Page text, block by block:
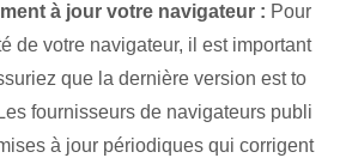
à jour votre navigateur : Pour
de votre navigateur, il est important
que la dernière version est to
fournisseurs de navigateurs publi
à jour périodiques qui corrigent